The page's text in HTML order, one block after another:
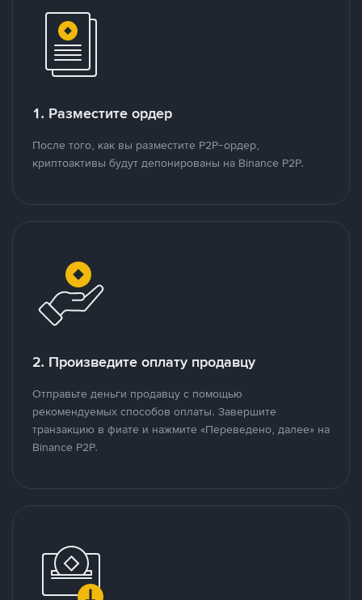
1. Разместите ордер
После того, как вы разместите P2P-ордер,
криптоактивы будут депонированы на Binance P2P.
2. Произведите оплату продавцу
Отправьте деньги продавцу с помощью
рекомендуемых способов оплаты. Завершите
транзакцию в фиате и нажмите «Переведено, далее» на
Binance P2P.